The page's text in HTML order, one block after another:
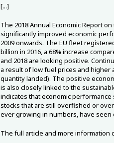
[...]
The 2018 Annual Economic Report
significantly improved economic
2009 onwards. The EU fleet
billion in 2016, a 68% increase
and 2018 are looking positive.
a result of low fuel prices and
quantity landed). The positive
is also closely linked to the
indicates that economic
stocks that are still overfished or
ever growing in numbers, have
The full article and more information